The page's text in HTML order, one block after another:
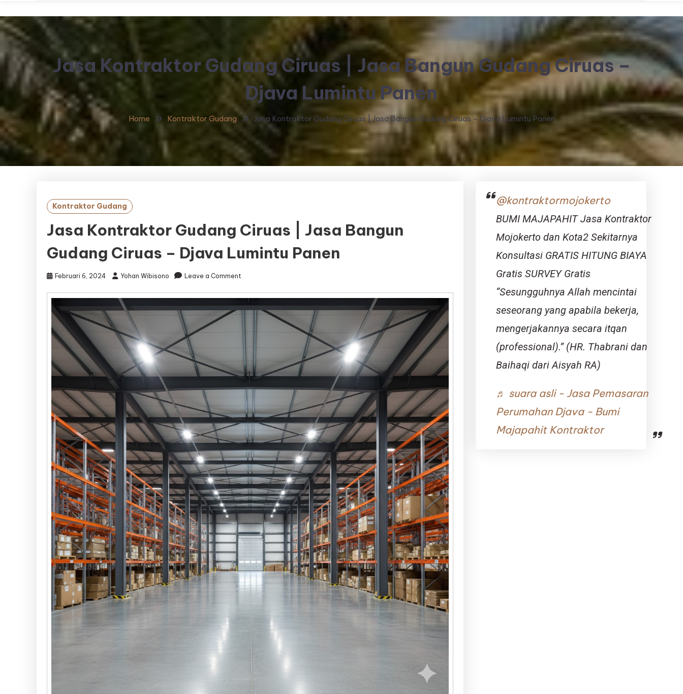
Jasa Kontraktor Gudang Ciruas | Jasa Bangun Gudang Ciruas –
Djava Lumintu Panen
Home Kontraktor Gudang Jasa Kontraktor Gudang Ciruas | Jasa Bangun Gudang Ciruas – Djava Lumintu Panen
Kontraktor Gudang
Jasa Kontraktor Gudang Ciruas | Jasa Bangun
Gudang Ciruas – Djava Lumintu Panen
Februari 6, 2024 Yohan Wibisono Leave a Comment
Kontraktor
Gudang
Bangun
Ciruas
Djava
Lumintu
Panen
@kontraktormojokerto
BUMI MAJAPAHIT Jasa Kontraktor
Mojokerto dan Kota2 Sekitarnya
Konsultasi GRATIS HITUNG BIAYA
Gratis SURVEY Gratis
“Sesungguhnya Allah mencintai
seseorang yang apabila bekerja,
mengerjakannya secara itqan
(professional).” (HR. Thabrani dan
Baihaqi dari Aisyah RA)
♬ suara asli - Jasa Pemasaran
Perumahan Djava - Bumi
Majapahit Kontraktor